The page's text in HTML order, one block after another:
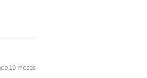
10 meses